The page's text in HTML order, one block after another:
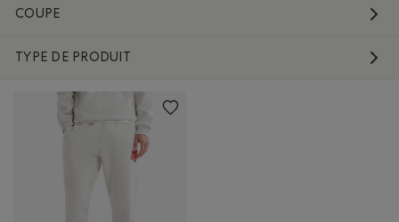
COUPE
TYPE DE PRODUIT